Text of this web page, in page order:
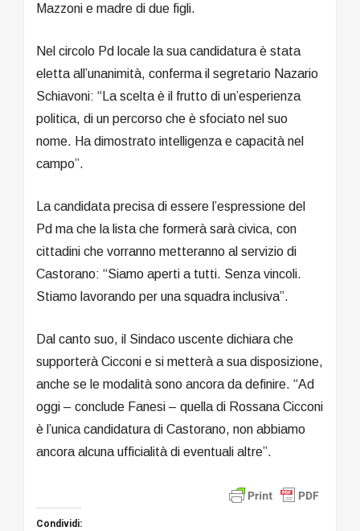
Mazzoni e madre di due figli.
Nel circolo Pd locale la sua candidatura è stata
eletta all’unanimità, conferma il segretario Nazario
Schiavoni: “La scelta è il frutto di un’esperienza
politica, di un percorso che è sfociato nel suo
nome. Ha dimostrato intelligenza e capacità nel
campo”.
La candidata precisa di essere l’espressione del
Pd ma che la lista che formerà sarà civica, con
cittadini che vorranno metteranno al servizio di
Castorano: “Siamo aperti a tutti. Senza vincoli.
Stiamo lavorando per una squadra inclusiva”.
Dal canto suo, il Sindaco uscente dichiara che
supporterà Cicconi e si metterà a sua disposizione,
anche se le modalità sono ancora da definire. “Ad
oggi – conclude Fanesi – quella di Rossana Cicconi
è l’unica candidatura di Castorano, non abbiamo
ancora alcuna ufficialità di eventuali altre”.
Condividi: